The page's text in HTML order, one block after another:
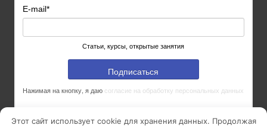
E-mail*
Статьи, курсы, открытые занятия
Подписаться
Нажимая на кнопку, я даю согласие на обработку персональных данных
Этот сайт использует cookie для хранения данных. Продолжая